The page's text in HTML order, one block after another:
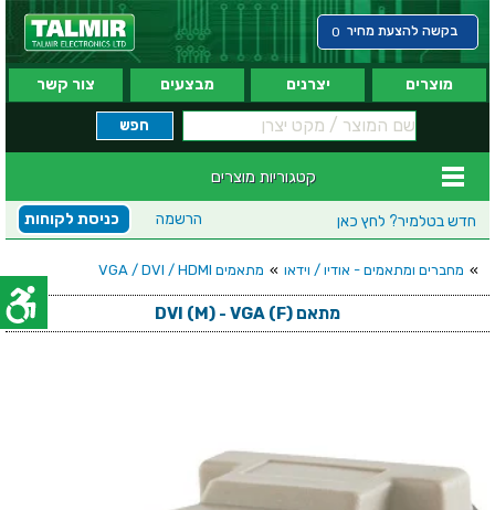
בקשה להצעת מחיר 0
מוצרים יצרנים מבצעים צור קשר
קטגוריות מוצרים
חדש בטלמיר? לחץ כאן כניסת לקוחות הרשמה
» מחברים ומתאמים - אודיו / וידאו » מתאמים VGA / DVI / HDMI
מתאם (DVI (M) - VGA (F